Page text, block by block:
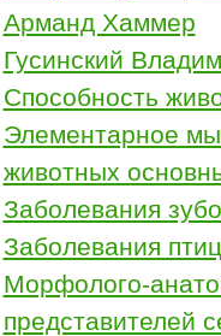
Арманд Хаммер
Гусинский
Способность
Элементарное
животных
Заболевания
Заболевания
Морфолого-
представителей